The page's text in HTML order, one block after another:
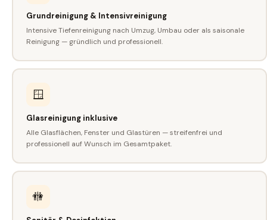
Grundreinigung & Intensivreinigung
Intensive Tiefenreinigung nach Umzug, Umbau oder als saisonale
Reinigung — gründlich und professionell.
🪟
Glasreinigung inklusive
Alle Glasflächen, Fenster und Glastüren — streifenfrei und
professionell auf Wunsch im Gesamtpaket.
🚻